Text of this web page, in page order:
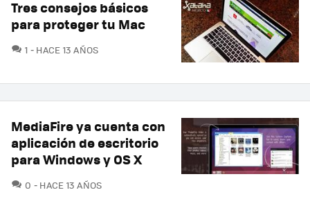
Tres consejos básicos
para proteger tu Mac
1 COMENTARIOS
HACE 13 AÑOS
MediaFire ya cuenta con
aplicación de escritorio
para Windows y OS X
0 COMENTARIOS
HACE 13 AÑOS